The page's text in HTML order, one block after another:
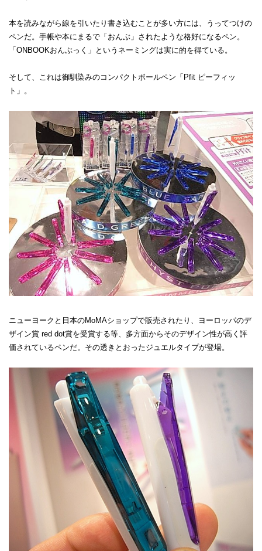
本を読みながら線を引いたり書き込むことが多い方には、うってつけの
ペンだ。手帳や本にまるで「おんぶ」されたような格好になるペン。
「ONBOOKおんぶっく」というネーミングは実に的を得ている。
そして、これは御馴染みのコンパクトボールペン「Pfit ピーフィッ
ト」。
ニューヨークと日本のMoMAショップで販売されたり、ヨーロッパのデ
ザイン賞 red dot賞を受賞する等、多方面からそのデザイン性が高く評
価されているペンだ。その透きとおったジュエルタイプが登場。